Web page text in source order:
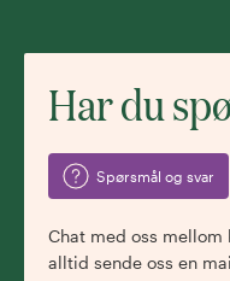
Har du
Spørsmål og svar
Chat med oss mellom
alltid sende oss en